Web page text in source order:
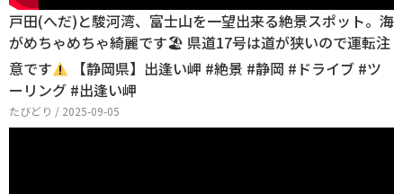
戸田(へだ)と駿河湾、富士山を一望出来る絶景スポット。海
がめちゃめちゃ綺麗です🏖 県道17号は道が狭いので運転注
意です
【静岡県】出逢い岬 #絶景 #静岡 #ドライブ #ツ
ーリング #出逢い岬
たびどり / 2025-09-05